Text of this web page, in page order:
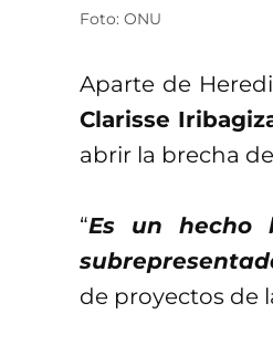
Foto: ONU
Aparte de
Clarisse
abrir la brecha
“Es un hecho
de proyectos de